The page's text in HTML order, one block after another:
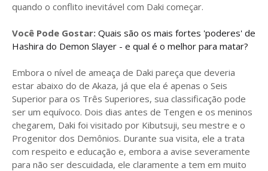
quando o conflito inevitável com Daki começar.
Você Pode Gostar: Quais são os mais fortes 'poderes' de
Hashira do Demon Slayer - e qual é o melhor para matar?
Embora o nível de ameaça de Daki pareça que deveria
estar abaixo do de Akaza, já que ela é apenas o Seis
Superior para os Três Superiores, sua classificação pode
ser um equívoco. Dois dias antes de Tengen e os meninos
chegarem, Daki foi visitado por Kibutsuji, seu mestre e o
Progenitor dos Demônios. Durante sua visita, ele a trata
com respeito e educação e, embora a avise severamente
para não ser descuidada, ele claramente a tem em muito